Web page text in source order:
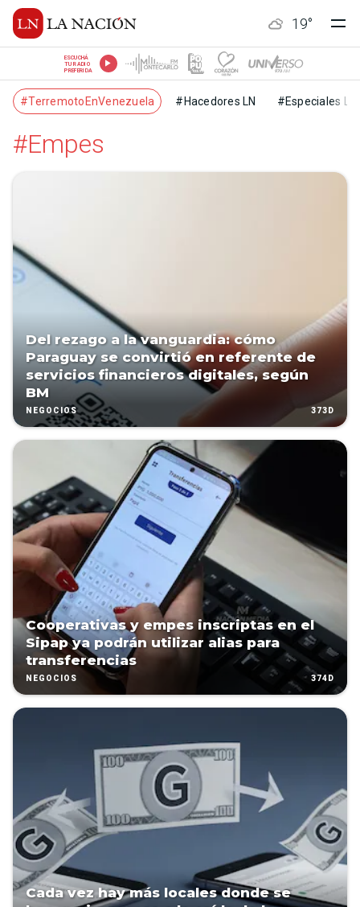
19°
ESCUCHÁ
TU RADIO
PREFERIDA
#TerremotoEnVenezuela #Hacedores LN #Especiales LN
#Empes
Del rezago a la vanguardia: cómo
Paraguay se convirtió en referente de
servicios financieros digitales, según
BM
NEGOCIOS 373D
Cooperativas y empes inscriptas en el
Sipap ya podrán utilizar alias para
transferencias
NEGOCIOS 374D
Cada vez hay más locales donde se